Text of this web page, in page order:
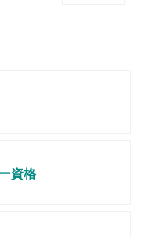
資格